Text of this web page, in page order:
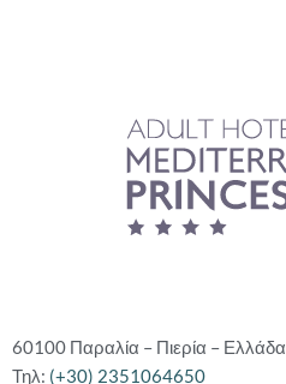
60100 Παραλία – Πιερία – Ελλάδα
Τηλ: (+30) 2351064650